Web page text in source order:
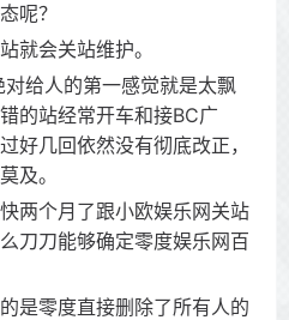
呢？
就会关站维护。
给人的第一感觉就是太飘
的站经常开车和接BC广
好几回依然没有彻底改正，
及。
两个月了跟小欧娱乐网关站
刀刀能够确定零度娱乐网百
是零度直接删除了所有人的